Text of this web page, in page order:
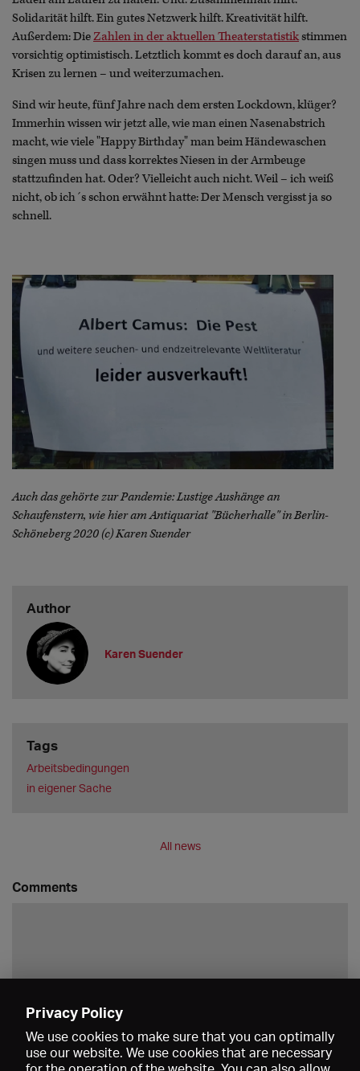
Solidarität hilft. Ein gutes Netzwerk hilft. Kreativität hilft.
Außerdem: DieZahlen in der aktuellen Theaterstatistikstimmen
vorsichtig optimistisch. Letztlich kommt es doch darauf an, aus
Krisen zu lernen – und weiterzumachen.
Sind wir heute, fünf Jahre nach dem ersten Lockdown, klüger?
Immerhin wissen wir jetzt alle, wie man einen Nasenabstrich
macht, wie viele "Happy Birthday" man beim Händewaschen
singen muss und dass korrektes Niesen in der Armbeuge
stattzufinden hat. Oder? Vielleicht auch nicht. Weil – ich weiß
nicht, ob ich´s schon erwähnt hatte: Der Mensch vergisst ja so
schnell.
Auch das gehörte zur Pandemie: Lustige Aushänge an
Schaufenstern, wie hier am Antiquariat "Bücherhalle" in Berlin-
Schöneberg 2020 (c) Karen Suender
Author
Karen Suender
Tags
Arbeitsbedingungen
in eigener Sache
All news
Comments
Privacy Policy
We use cookies to make sure that you can optimally
use our website. We use cookies that are necessary